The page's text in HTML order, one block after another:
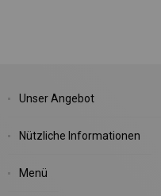
Unser Angebot
Nützliche Informationen
Menü